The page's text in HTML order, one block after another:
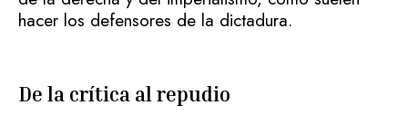
hacer los defensores de la dictadura.
De la crítica al repudio